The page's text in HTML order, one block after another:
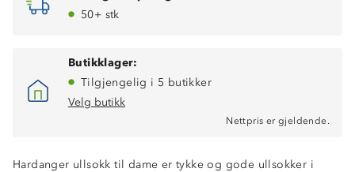
50+ stk
Butikklager:
Tilgjengelig i 5 butikker
Velg butikk
Nettpris er gjeldende.
Hardanger ullsokk til dame er tykke og gode ullsokker i